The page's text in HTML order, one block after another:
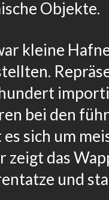
Objekte.
kleine
bei den
sich um
das
und